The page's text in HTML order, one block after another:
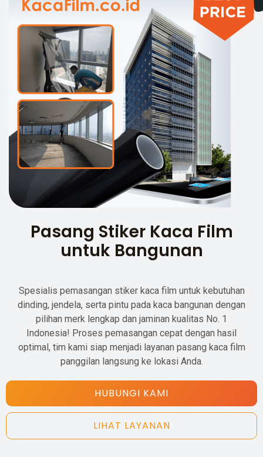
Pasang Stiker Kaca Film
untuk Bangunan
Spesialis pemasangan stiker kaca film untuk kebutuhan
dinding, jendela, serta pintu pada kaca bangunan dengan
pilihan merk lengkap dan jaminan kualitas No. 1
Indonesia! Proses pemasangan cepat dengan hasil
optimal, tim kami siap menjadi layanan pasang kaca film
panggilan langsung ke lokasi Anda.
HUBUNGI KAMI
LIHAT LAYANAN